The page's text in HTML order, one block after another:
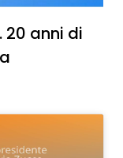
20 anni di